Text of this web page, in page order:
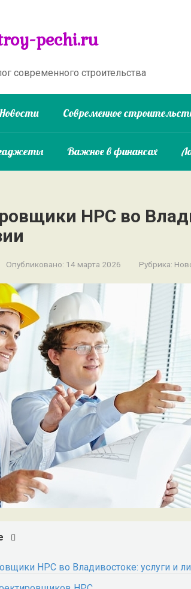
pechi.ru
современного строительства
Современное
гаджеты Важное в финансах
НРС во
Опубликовано: 14 марта 2026 Рубрика:
НРС во Владивостоке: услуги и